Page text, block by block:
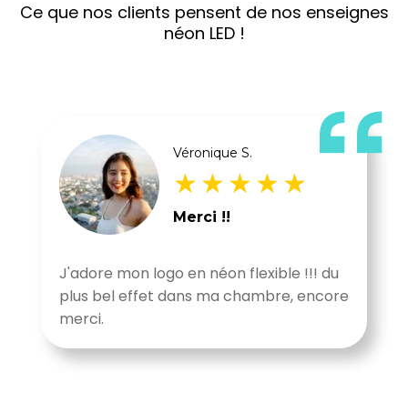
Ce que nos clients pensent de nos enseignes
néon LED !
“
Isabel .D
super rendu !
MERCI ! J'ai reçu mon enseigne très
rapidement, elle est magnifique!! et mes
enfants sont ravis.